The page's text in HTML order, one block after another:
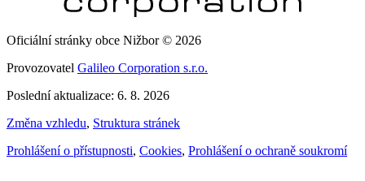
Oficiální stránky obce Nižbor © 2026
Provozovatel Galileo Corporation s.r.o.
Poslední aktualizace: 6. 8. 2026
Změna vzhledu, Struktura stránek
Prohlášení o přístupnosti, Cookies, Prohlášení o ochraně soukromí